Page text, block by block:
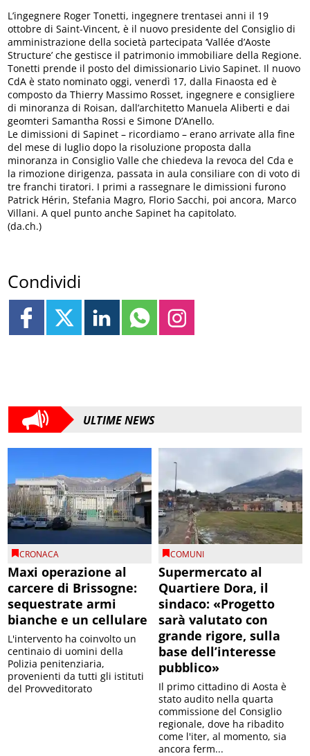
L’ingegnere Roger Tonetti, ingegnere trentasei anni il 19
ottobre di Saint-Vincent, è il nuovo presidente del Consiglio di
amministrazione della società partecipata ‘Vallée d’Aoste
Structure’ che gestisce il patrimonio immobiliare della Regione.
Tonetti prende il posto del dimissionario Livio Sapinet. Il nuovo
CdA è stato nominato oggi, venerdì 17, dalla Finaosta ed è
composto da Thierry Massimo Rosset, ingegnere e consigliere
di minoranza di Roisan, dall’architetto Manuela Aliberti e dai
geomteri Samantha Rossi e Simone D’Anello.
Le dimissioni di Sapinet – ricordiamo – erano arrivate alla fine
del mese di luglio dopo la risoluzione proposta dalla
minoranza in Consiglio Valle che chiedeva la revoca del Cda e
la rimozione dirigenza, passata in aula consiliare con di voto di
tre franchi tiratori. I primi a rassegnare le dimissioni furono
Patrick Hérin, Stefania Magro, Florio Sacchi, poi ancora, Marco
Villani. A quel punto anche Sapinet ha capitolato.
(da.ch.)
Condividi
ULTIME NEWS
CRONACA
Maxi operazione al
carcere di Brissogne:
sequestrate armi
bianche e un cellulare
L'intervento ha coinvolto un
centinaio di uomini della
Polizia penitenziaria,
provenienti da tutti gli istituti
del Provveditorato
COMUNI
Supermercato al
Quartiere Dora, il
sindaco: «Progetto
sarà valutato con
grande rigore, sulla
base dell’interesse
pubblico»
Il primo cittadino di Aosta è
stato audito nella quarta
commissione del Consiglio
regionale, dove ha ribadito
come l'iter, al momento, sia
ancora ferm...